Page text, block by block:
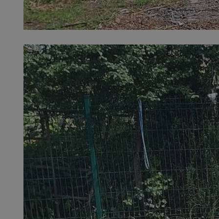
SessID
QeSessID
__cf_bm
suid
INGRESSCOOKIE
euds